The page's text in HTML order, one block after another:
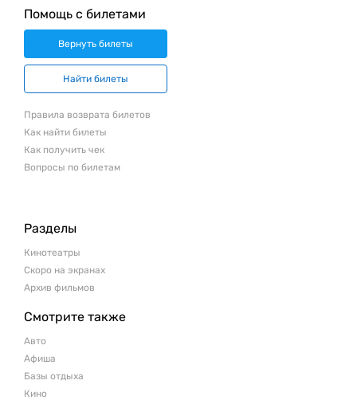
Помощь с билетами
Вернуть билеты
Найти билеты
Правила возврата билетов
Как найти билеты
Как получить чек
Вопросы по билетам
Разделы
Кинотеатры
Скоро на экранах
Архив фильмов
Смотрите также
Авто
Афиша
Базы отдыха
Кино